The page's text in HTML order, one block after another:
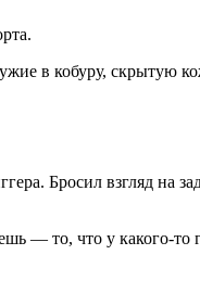
в кобуру, скрытую
Бросил взгляд на
— то, что у какого-то